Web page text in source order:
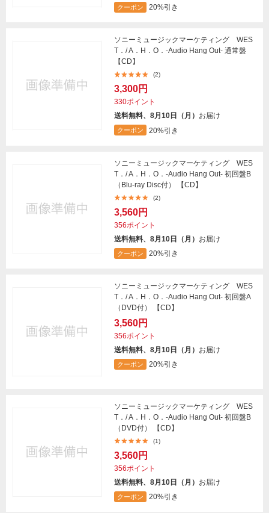
クーポン 20%引き
ソニーミュージックマーケティング WES
T．/ A．H．O．-Audio Hang Out- 通常盤
【CD】
(2)
3,300円
330ポイント
送料無料、8月10日（月） お届け
クーポン 20%引き
ソニーミュージックマーケティング WES
T．/ A．H．O．-Audio Hang Out- 初回盤B
（Blu-ray Disc付） 【CD】
(2)
3,560円
356ポイント
送料無料、8月10日（月） お届け
クーポン 20%引き
ソニーミュージックマーケティング WES
T．/ A．H．O．-Audio Hang Out- 初回盤A
（DVD付） 【CD】
3,560円
356ポイント
送料無料、8月10日（月） お届け
クーポン 20%引き
ソニーミュージックマーケティング WES
T．/ A．H．O．-Audio Hang Out- 初回盤B
（DVD付） 【CD】
(1)
3,560円
356ポイント
送料無料、8月10日（月） お届け
クーポン 20%引き